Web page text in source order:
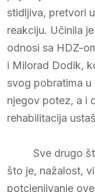
stidljiva, pretvori
reakciju. Učinila
odnosi sa HDZ-
i Milorad Dodik,
svog pobratima
njegov potez, a i
rehabilitacija
Sve drugo što
što je, nažalost,
potcjenjivanje